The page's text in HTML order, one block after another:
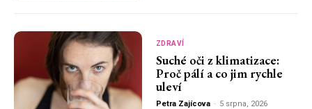
ZDRAVÍ
Suché oči z klimatizace:
Proč pálí a co jim rychle
uleví
Petra Zajícova - 5 srpna, 2026